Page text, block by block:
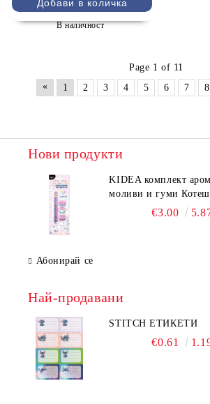
В наличност
Page 1 of 11
«
1 2 3 4 5 6 7 8
Нови продукти
KIDEA комплект
моливи и гуми
€3.00
Абонирай се
Най-продавани
STITCH ЕТИКЕТИ
€0.61